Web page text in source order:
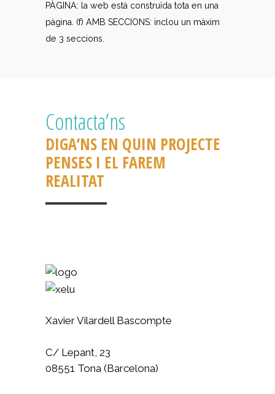
PÀGINA: la web està construïda tota en una
pàgina. (f) AMB SECCIONS: inclou un màxim
de 3 seccions.
Contacta’ns
DIGA’NS EN QUIN PROJECTE
PENSES I EL FAREM
REALITAT
Xavier Vilardell Bascompte
C/ Lepant, 23
08551 Tona (Barcelona)